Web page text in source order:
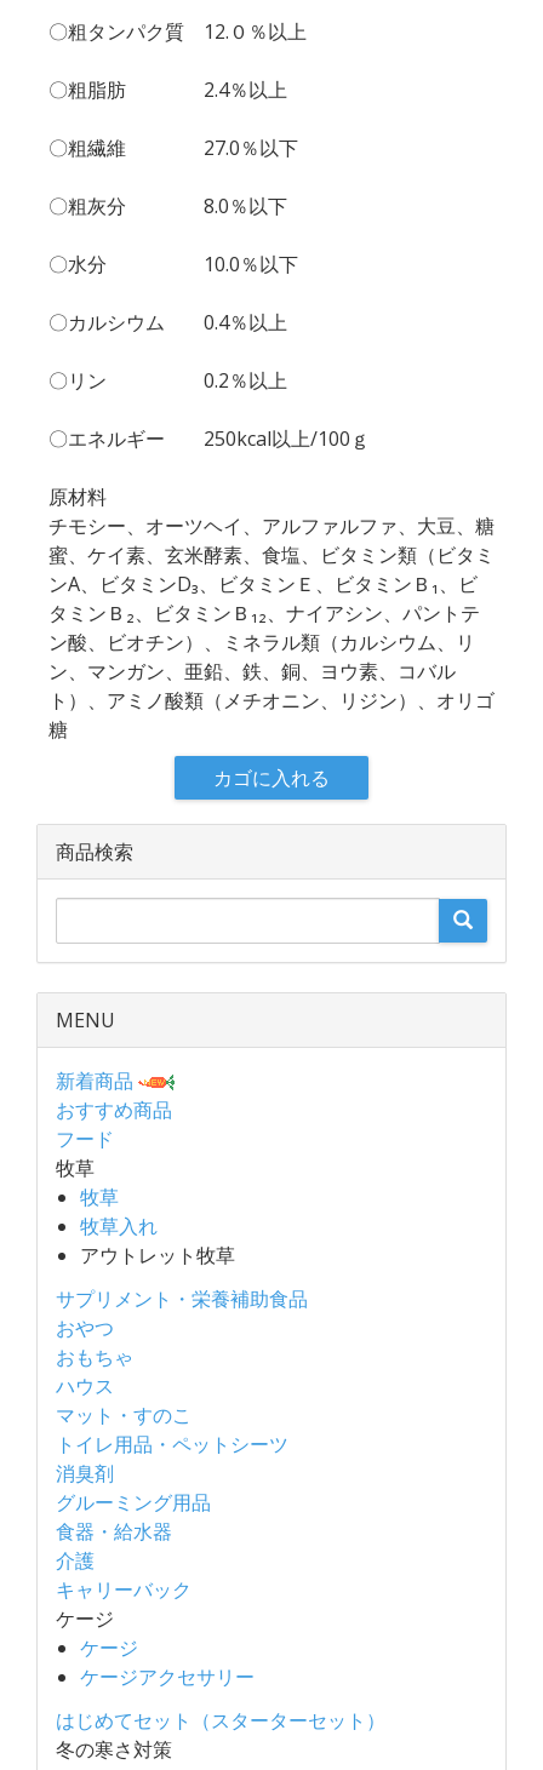
〇粗タンパク質 12.０％以上
〇粗脂肪 2.4％以上
〇粗繊維 27.0％以下
〇粗灰分 8.0％以下
〇水分 10.0％以下
〇カルシウム 0.4％以上
〇リン 0.2％以上
〇エネルギー 250kcal以上/100ｇ
原材料
チモシー、オーツヘイ、アルファルファ、大豆、糖
蜜、ケイ素、玄米酵素、食塩、ビタミン類（ビタミ
ンA、ビタミンD₃、ビタミンＥ、ビタミンＢ₁、ビ
タミンＢ₂、ビタミンＢ₁₂、ナイアシン、パントテ
ン酸、ビオチン）、ミネラル類（カルシウム、リ
ン、マンガン、亜鉛、鉄、銅、ヨウ素、コバル
ト）、アミノ酸類（メチオニン、リジン）、オリゴ
糖
カゴに入れる
商品検索
MENU
新着商品
おすすめ商品
フード
牧草
牧草
牧草入れ
アウトレット牧草
サプリメント・栄養補助食品
おやつ
おもちゃ
ハウス
マット・すのこ
トイレ用品・ペットシーツ
消臭剤
グルーミング用品
食器・給水器
介護
キャリーバック
ケージ
ケージ
ケージアクセサリー
はじめてセット（スターターセット）
冬の寒さ対策